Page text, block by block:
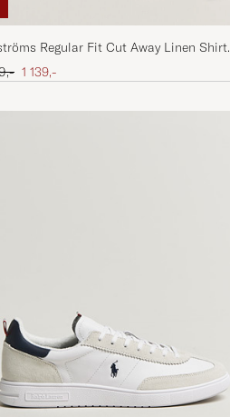
Regular Fit Cut Away Linen Shirt
pris
Nedsatt pris
1 139,-